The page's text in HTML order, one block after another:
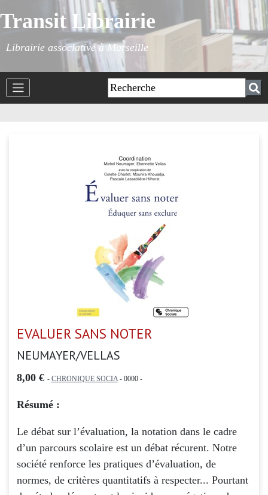
Transit Librairie
Librairie associative à Marseille
EVALUER SANS NOTER
NEUMAYER/VELLAS
8,00 € - CHRONIQUE SOCIA- 0000 -
Résumé :
Le débat sur l’évaluation, la notation dans le cadre
d’un parcours scolaire est un débat récurent. Notre
société renforce les pratiques d’évaluation, de
normes, de critères quantitatifs à respecter... Pourtant